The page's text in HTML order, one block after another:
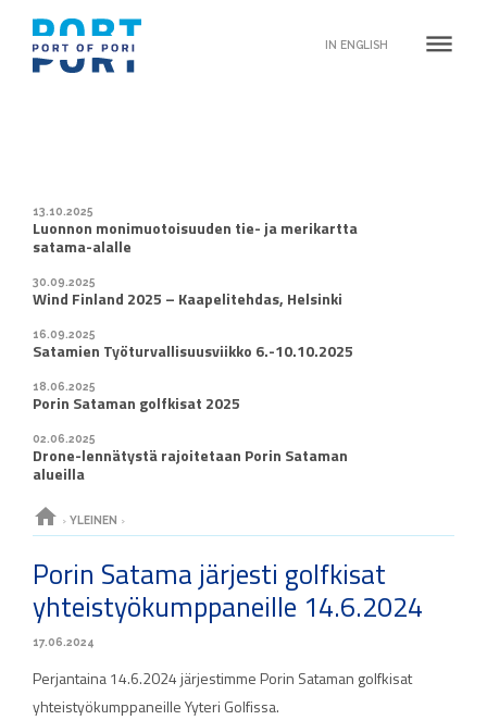
IN ENGLISH dehaze
13.10.2025
Luonnon monimuotoisuuden tie- ja merikartta
satama-alalle
30.09.2025
Wind Finland 2025 – Kaapelitehdas, Helsinki
16.09.2025
Satamien Työturvallisuusviikko 6.-10.10.2025
18.06.2025
Porin Sataman golfkisat 2025
02.06.2025
Drone-lennätystä rajoitetaan Porin Sataman
alueilla
home › YLEINEN ›
Porin Satama järjesti golfkisat
yhteistyökumppaneille 14.6.2024
17.06.2024
Perjantaina 14.6.2024 järjestimme Porin Sataman golfkisat
yhteistyökumppaneille Yyteri Golfissa.